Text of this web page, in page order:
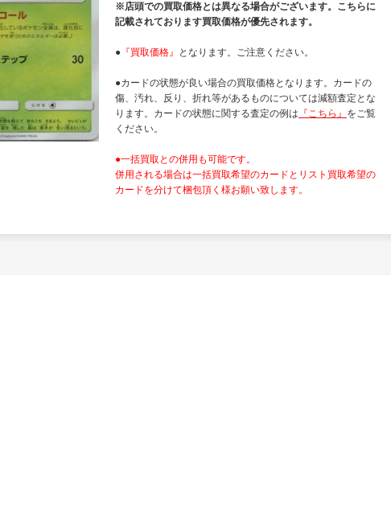
※店頭での買取価格とは異なる場合がございます。こちらに
記載されております買取価格が優先されます。
● 『買取価格』 となります。ご注意ください。
●カードの状態が良い場合の買取価格となります。カードの
傷、汚れ、反り、折れ等があるものについては減額査定とな
ります。カードの状態に関する査定の例は 『こちら』 をご覧
ください。
●一括買取との併用も可能です。
併用される場合は一括買取希望のカードとリスト買取希望の
カードを分けて梱包頂く様お願い致します。